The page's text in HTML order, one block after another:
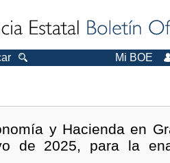
Mi BOE
y Hacienda en
de 2025, para la